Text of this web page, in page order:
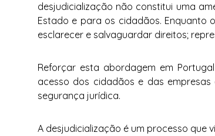
desjudicialização não constitui uma
Estado e para os cidadãos. Enquanto
esclarecer e salvaguardar direitos;
Reforçar esta abordagem em
acesso dos cidadãos e das
segurança jurídica.
A desjudicialização é um processo que